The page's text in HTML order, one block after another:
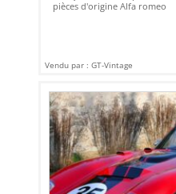
pièces d'origine Alfa romeo
Vendu par : GT-Vintage